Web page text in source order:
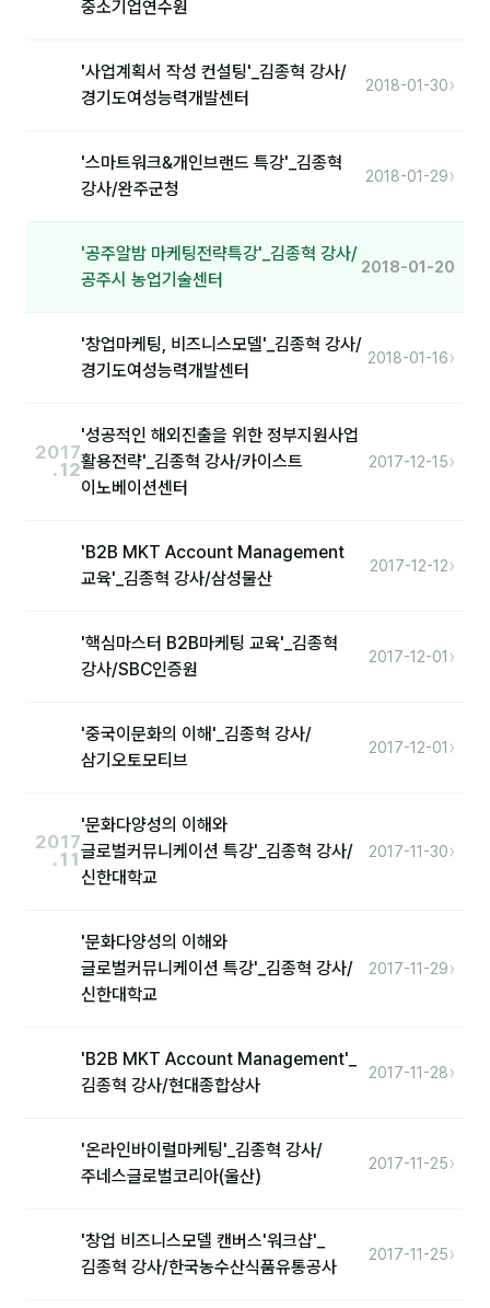
B2B 영업도구
트렌드 리포트
문서자료실
1:1 문의
자주 묻는 질문
중소기업연수원
'사업계획서 작성 컨설팅'_김종혁 강사/
경기도여성능력개발센터
2018-01-30›
'스마트워크&개인브랜드 특강'_김종혁
강사/완주군청
2018-01-29›
'공주알밤 마케팅전략특강'_김종혁 강사/
공주시 농업기술센터
2018-01-20
'창업마케팅, 비즈니스모델'_김종혁 강사/
경기도여성능력개발센터
2018-01-16›
2017
.12
'성공적인 해외진출을 위한 정부지원사업
활용전략'_김종혁 강사/카이스트
이노베이션센터
2017-12-15›
'B2B MKT Account Management
교육'_김종혁 강사/삼성물산
2017-12-12›
'핵심마스터 B2B마케팅 교육'_김종혁
강사/SBC인증원
2017-12-01 ›
'중국이문화의 이해'_김종혁 강사/
삼기오토모티브
2017-12-01 ›
2017
.11
'문화다양성의 이해와
글로벌커뮤니케이션 특강'_김종혁 강사/
신한대학교
2017-11-30›
'문화다양성의 이해와
글로벌커뮤니케이션 특강'_김종혁 강사/
신한대학교
2017-11-29›
'B2B MKT Account Management'_
김종혁 강사/현대종합상사
2017-11-28›
'온라인바이럴마케팅'_김종혁 강사/
주네스글로벌코리아(울산)
2017-11-25›
'창업 비즈니스모델 캔버스'워크샵'_
김종혁 강사/한국농수산식품유통공사
2017-11-25›